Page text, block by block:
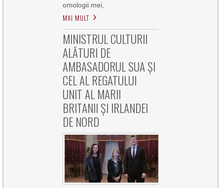
omologii mei,
MAI MULT
MINISTRUL CULTURII
ALĂTURI DE
AMBASADORUL SUA ȘI
CEL AL REGATULUI
UNIT AL MARII
BRITANII ȘI IRLANDEI
DE NORD